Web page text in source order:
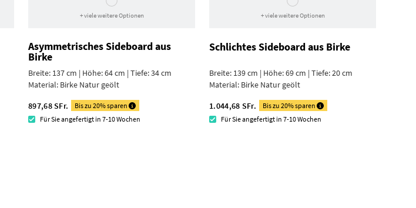
+ viele weitere Optionen
Asymmetrisches Sideboard aus
Birke
Breite: 137 cm | Höhe: 64 cm | Tiefe: 34 cm
Material: Birke Natur geölt
897,68 SFr.
Bis zu 20% sparen
Für Sie angefertigt in 7-10 Wochen
+ viele weitere Optionen
Schlichtes Sideboard aus Birke
Breite: 139 cm | Höhe: 69 cm | Tiefe: 20 cm
Material: Birke Natur geölt
1.044,68 SFr.
Bis zu 20% sparen
Für Sie angefertigt in 7-10 Wochen